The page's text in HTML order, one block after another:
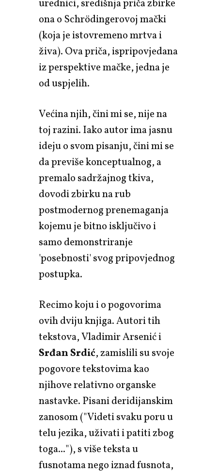
urednici, središnja priča zbirke
ona o Schrödingerovoj mački
(koja je istovremeno mrtva i
živa). Ova priča, ispripovjedana
iz perspektive mačke, jedna je
od uspjelih.
Većina njih, čini mi se, nije na
toj razini. Iako autor ima jasnu
ideju o svom pisanju, čini mi se
da previše konceptualnog, a
premalo sadržajnog tkiva,
dovodi zbirku na rub
postmodernog prenemaganja
kojemu je bitno isključivo i
samo demonstriranje
'posebnosti' svog pripovjednog
postupka.
Recimo koju i o pogovorima
ovih dviju knjiga. Autori tih
tekstova, Vladimir Arsenić i
Srđan Srdić, zamislili su svoje
pogovore tekstovima kao
njihove relativno organske
nastavke. Pisani deridijanskim
zanosom ("Videti svaku poru u
telu jezika, uživati i patiti zbog
toga..."), s više teksta u
fusnotama nego iznad fusnota,